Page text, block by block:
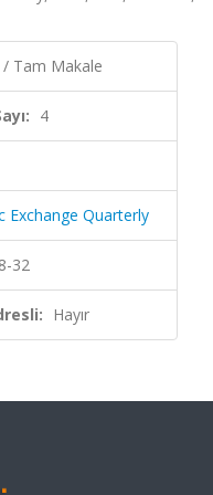
Tam Makale
4
Exchange Quarterly
32
Hayır